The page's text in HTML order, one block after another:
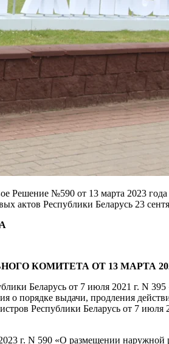
Решение №590 от 13 марта 2023
актов Республики Беларусь 23
КОМИТЕТА ОТ 13 МАРТА 2023
Беларусь от 7 июля 2021 г. N
порядке выдачи, продления
Республики Беларусь от 7
г. N 590 «О размещении